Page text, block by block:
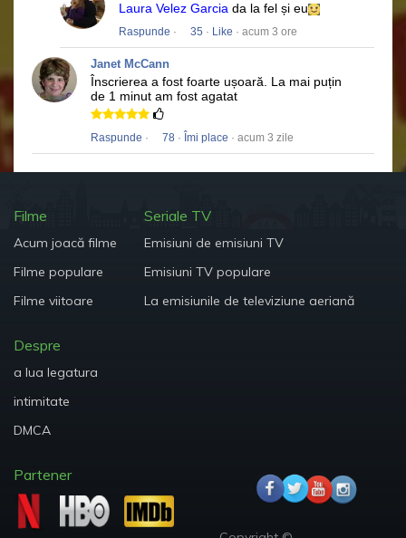
Laura Velez Garcia da la fel și eu
Raspunde · 35 · Like · acum 3 ore
Janet McCann
Înscrierea a fost foarte ușoară. La mai puțin
de 1 minut am fost agatat
Raspunde · 78 · Îmi place · acum 3 zile
Filme
Acum joacă filme
Filme populare
Filme viitoare
Seriale TV
Emisiuni de emisiuni TV
Emisiuni TV populare
La emisiunile de televiziune aeriană
Despre
a lua legatura
intimitate
DMCA
Partener